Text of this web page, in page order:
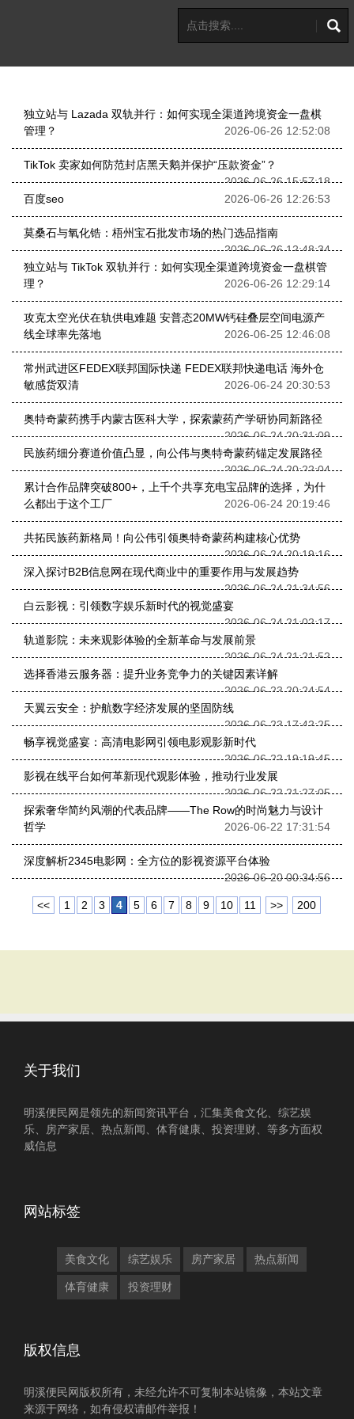
独立站与 Lazada 双轨并行：如何实现全渠道跨境资金一盘棋
管理？
2026-06-26 12:52:08
TikTok 卖家如何防范封店黑天鹅并保护“压款资金”？
2026-06-26 15:57:18
百度seo
2026-06-26 12:26:53
莫桑石与氧化锆：梧州宝石批发市场的热门选品指南
2026-06-26 12:48:34
独立站与 TikTok 双轨并行：如何实现全渠道跨境资金一盘棋管
理？
2026-06-26 12:29:14
攻克太空光伏在轨供电难题 安普态20MW钙硅叠层空间电源产
线全球率先落地
2026-06-25 12:46:08
常州武进区FEDEX联邦国际快递 FEDEX联邦快递电话 海外仓
敏感货双清
2026-06-24 20:30:53
奥特奇蒙药携手内蒙古医科大学，探索蒙药产学研协同新路径
2026-06-24 20:31:09
民族药细分赛道价值凸显，向公伟与奥特奇蒙药锚定发展路径
2026-06-24 20:22:04
累计合作品牌突破800+，上千个共享充电宝品牌的选择，为什
么都出于这个工厂
2026-06-24 20:19:46
共拓民族药新格局！向公伟引领奥特奇蒙药构建核心优势
2026-06-24 20:19:16
深入探讨B2B信息网在现代商业中的重要作用与发展趋势
2026-06-24 21:34:56
白云影视：引领数字娱乐新时代的视觉盛宴
2026-06-24 21:02:17
轨道影院：未来观影体验的全新革命与发展前景
2026-06-24 21:21:52
选择香港云服务器：提升业务竞争力的关键因素详解
2026-06-23 20:24:54
天翼云安全：护航数字经济发展的坚固防线
2026-06-23 17:42:25
畅享视觉盛宴：高清电影网引领电影观影新时代
2026-06-22 19:19:45
影视在线平台如何革新现代观影体验，推动行业发展
2026-06-22 21:27:05
探索奢华简约风潮的代表品牌——The Row的时尚魅力与设计
哲学
2026-06-22 17:31:54
深度解析2345电影网：全方位的影视资源平台体验
2026-06-20 00:34:56
<< 1 2 3 4 5 6 7 8 9 10 11 >> 200
关于我们
明溪便民网是领先的新闻资讯平台，汇集美食文化、综艺娱
乐、房产家居、热点新闻、体育健康、投资理财、等多方面权
威信息
网站标签
美食文化 综艺娱乐 房产家居 热点新闻
体育健康 投资理财
版权信息
明溪便民网版权所有，未经允许不可复制本站镜像，本站文章
来源于网络，如有侵权请邮件举报！